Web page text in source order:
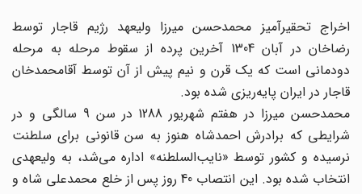
اخراج تحقیر‌آمیز محمد‌حسن میرزا ولیعهد رژیم قاجار توسط
رضاخان در آبان 1304 آخرین پرده از سقوط مرحله به مرحله
دودمانی است که یک قرن و نیم پیش از آن توسط آقامحمد‌خان
قاجار در ایران پایه‌ریزی شده بود.
محمد‌حسن میرزا در هفتم شهریور 1288 در سن 9 سالگی و در
شرایطی که برادرش احمد‌شاه هنوز به سن قانونی برای سلطنت
نرسیده و کشور توسط «نایب‌السلطنه» اداره می‌شد، به ولیعهدی
انتخاب شده بود. این انتصاب 40 روز پس از خلع محمد‌علی شاه و